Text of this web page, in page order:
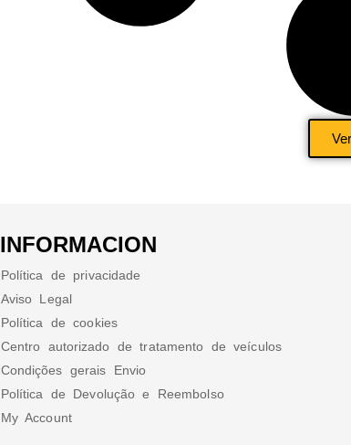
INFORMACION
Política de privacidade
Aviso Legal
Política de cookies
Centro autorizado de tratamento de veículos
Condições gerais Envio
Política de Devolução e Reembolso
My Account